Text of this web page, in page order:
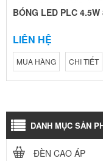
BÓNG LED PLC
LIÊN HỆ
MUA HÀNG CHI TIẾT
DANH MỤC SẢN
ĐÈN CAO ÁP